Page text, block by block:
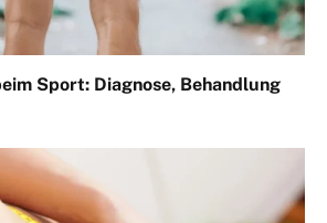
Sport: Diagnose, Behandlung